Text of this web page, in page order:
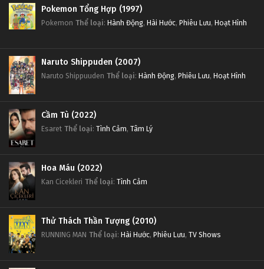
Pokemon Tổng Hợp (1997)
Pokemon Thể loại: Hành Động, Hài Hước, Phiêu Lưu, Hoạt Hình
Naruto Shippuden (2007)
Naruto Shippuuden Thể loại: Hành Động, Phiêu Lưu, Hoạt Hình
Cầm Tù (2022)
Esaret Thể loại: Tình Cảm, Tâm Lý
Hoa Máu (2022)
Kan Cicekleri Thể loại: Tình Cảm
Thử Thách Thần Tượng (2010)
RUNNING MAN Thể loại: Hài Hước, Phiêu Lưu, TV Shows